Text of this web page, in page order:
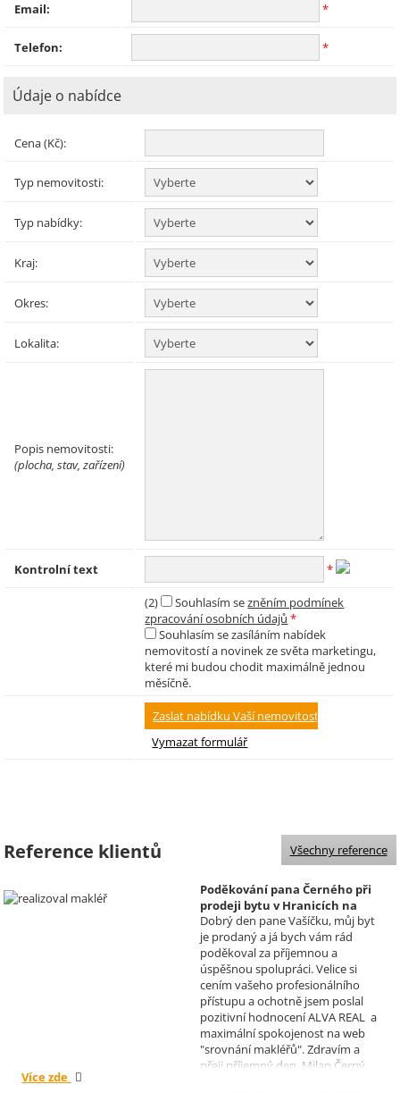
Email: *
Telefon: *
Údaje o nabídce
Cena (Kč):
Typ nemovitosti:
Typ nabídky:
Kraj:
Okres:
Lokalita:
Popis nemovitosti:
(plocha, stav, zařízení)
Kontrolní text *
(2) Souhlasím sezněním podmínek
zpracování osobních údajů *
Souhlasím se zasíláním nabídek
nemovitostí a novinek ze světa marketingu,
které mi budou chodit maximálně jednou
měsíčně.
Reference klientů
Poděkování pana Černého při
prodeji bytu v Hranicích na
Moravě
Realizoval makléř: David
Vašíček
Dobrý den pane Vašíčku, můj byt
je prodaný a já bych vám rád
poděkoval za příjemnou a
úspěšnou spolupráci. Velice si
cením vašeho profesionálního
přístupu a ochotně jsem poslal
pozitivní hodnocení ALVA REAL a
maximální spokojenost na web
"srovnání makléřů". Zdravím a
přeji příjemný den, Milan Černý,
Více zde
Všechny reference